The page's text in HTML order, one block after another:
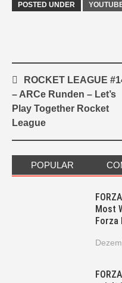
POSTED UNDER
Post
navigation
ROCKET LEAGUE
– ARCe Runden – Let’s
Play Together Rocket
League
POPULAR
Most
Forza